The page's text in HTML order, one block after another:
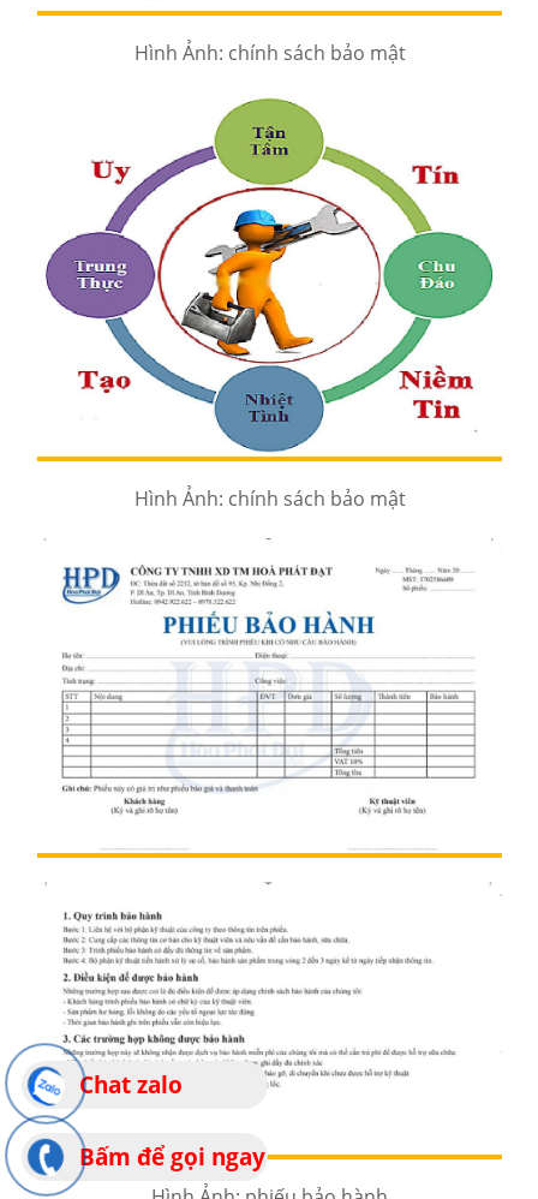
Hình Ảnh: chính sách bảo mật
Hình Ảnh: chính sách bảo mật
Bấm để gọi ngay
Chat zalo